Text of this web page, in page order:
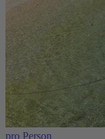
pro Person